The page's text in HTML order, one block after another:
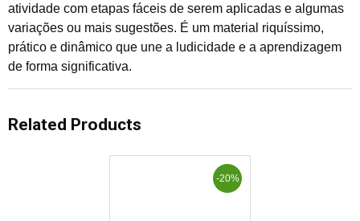
atividade com etapas fáceis de serem aplicadas e algumas
variações ou mais sugestões. É um material riquíssimo,
prático e dinâmico que une a ludicidade e a aprendizagem
de forma significativa.
Related Products
-20%